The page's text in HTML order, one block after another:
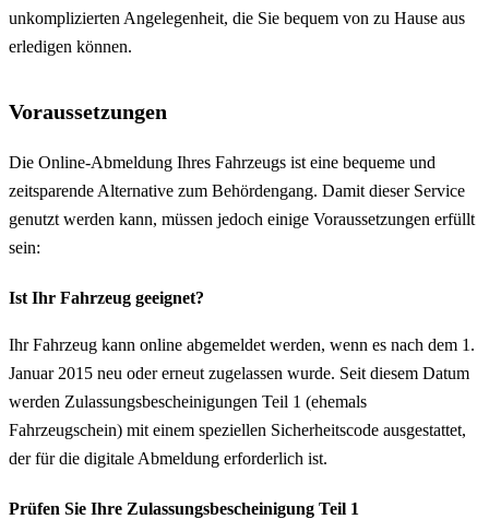
unkomplizierten Angelegenheit, die Sie bequem von zu Hause aus
erledigen können.
Voraussetzungen
Die Online-Abmeldung Ihres Fahrzeugs ist eine bequeme und
zeitsparende Alternative zum Behördengang. Damit dieser Service
genutzt werden kann, müssen jedoch einige Voraussetzungen erfüllt
sein:
Ist Ihr Fahrzeug geeignet?
Ihr Fahrzeug kann online abgemeldet werden, wenn es nach dem 1.
Januar 2015 neu oder erneut zugelassen wurde. Seit diesem Datum
werden Zulassungsbescheinigungen Teil 1 (ehemals
Fahrzeugschein) mit einem speziellen Sicherheitscode ausgestattet,
der für die digitale Abmeldung erforderlich ist.
Prüfen Sie Ihre Zulassungsbescheinigung Teil 1